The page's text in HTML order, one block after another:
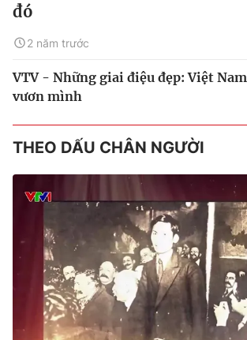
đó
2 năm trước
VTV - Những giai điệu đẹp: Việt Nam
vươn mình
THEO DẤU CHÂN NGƯỜI